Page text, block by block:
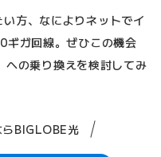
方、なによりネットでイ
ギガ回線。ぜひこの機会
への乗り換えを検討してみ
BIGLOBE光